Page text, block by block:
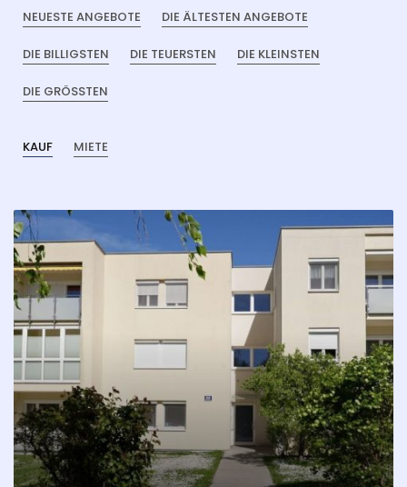
NEUESTE ANGEBOTE DIE ÄLTESTEN ANGEBOTE
DIE BILLIGSTEN DIE TEUERSTEN DIE KLEINSTEN
DIE GRÖSSTEN
KAUF MIETE